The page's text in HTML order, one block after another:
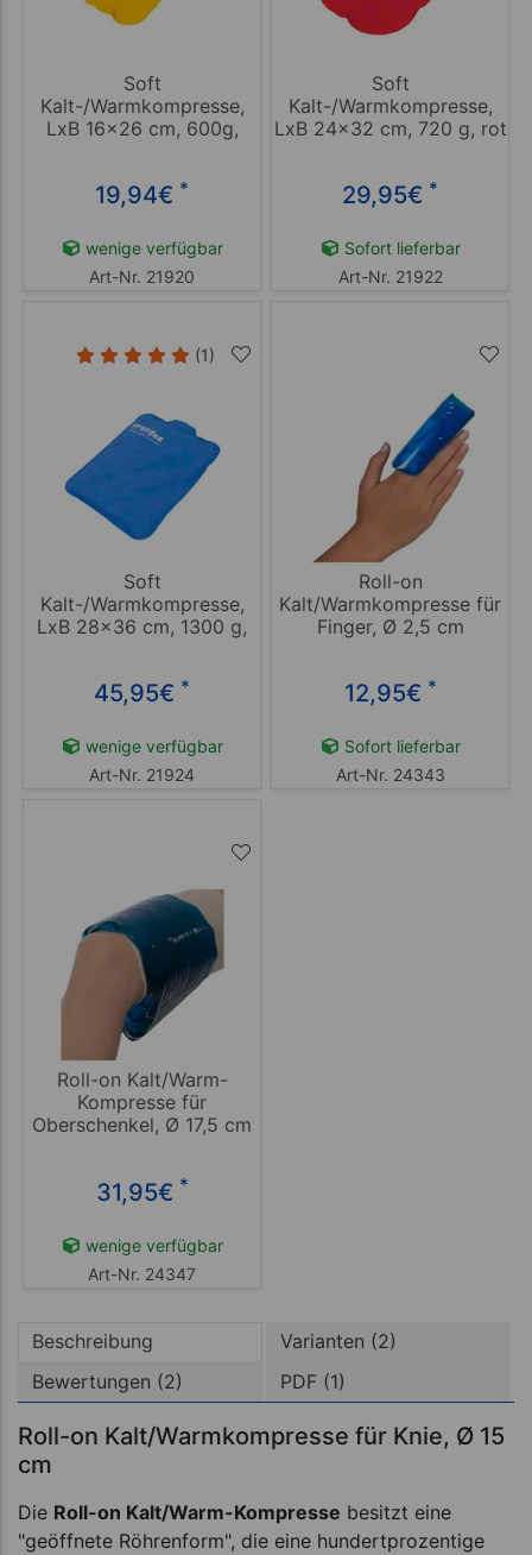
Soft
Kalt-/Warmkompresse,
LxB 16x26 cm, 600g,
19,94€ *
wenige verfügbar
Art-Nr. 21920
Soft
Kalt-/Warmkompresse,
LxB 24x32 cm, 720 g, rot
29,95€ *
Sofort lieferbar
Art-Nr. 21922
(1)
Soft
Kalt-/Warmkompresse,
LxB 28x36 cm, 1300 g,
45,95€ *
wenige verfügbar
Art-Nr. 21924
Roll-on
Kalt/Warmkompresse für
Finger, Ø 2,5 cm
12,95€ *
Sofort lieferbar
Art-Nr. 24343
Roll-on Kalt/Warm-
Kompresse für
Oberschenkel, Ø 17,5 cm
31,95€ *
wenige verfügbar
Art-Nr. 24347
Beschreibung
Varianten (2)
Bewertungen (2)
PDF (1)
Roll-on Kalt/Warmkompresse für Knie, Ø 15
cm
Die Roll-on Kalt/Warm-Kompresse besitzt eine
"geöffnete Röhrenform", die eine hundertprozentige